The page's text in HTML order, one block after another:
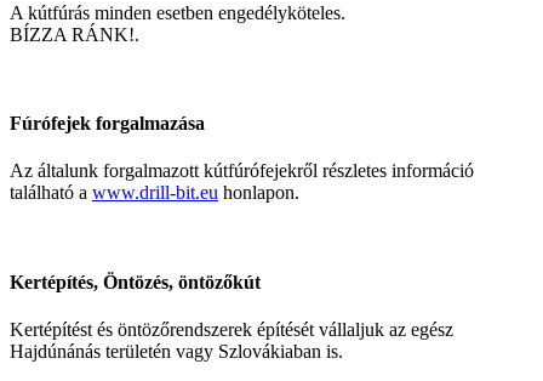
A kútfúrás minden esetben engedélyköteles.
BÍZZA RÁNK!.
Fúrófejek forgalmazása
Az általunk forgalmazott kútfúrófejekről részletes információ
található a www.drill-bit.eu honlapon.
Kertépítés, Öntözés, öntözőkút
Kertépítést és öntözőrendszerek építését vállaljuk az egész
Hajdúnánás területén vagy Szlovákiaban is.